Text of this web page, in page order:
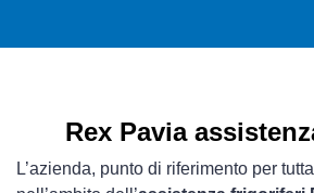
Rex Pavia
L’azienda, punto di riferimento per